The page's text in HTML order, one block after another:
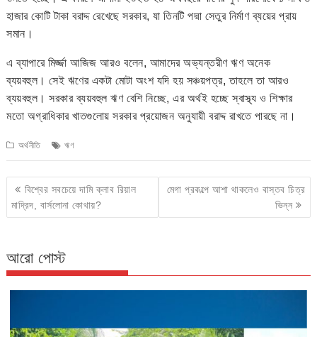
হাজার কোটি টাকা বরাদ্দ রেখেছে সরকার, যা তিনটি পদ্মা সেতুর নির্মাণ ব্যয়ের প্রায়
সমান।
এ ব্যাপারে মির্জ্জা আজিজ আরও বলেন, আমাদের অভ্যন্তরীণ ঋণ অনেক
ব্যয়বহুল। সেই ঋণের একটা মোটা অংশ যদি হয় সঞ্চয়পত্র, তাহলে তা আরও
ব্যয়বহুল। সরকার ব্যয়বহুল ঋণ বেশি নিচ্ছে, এর অর্থই হচ্ছে স্বাস্থ্য ও শিক্ষার
মতো অগ্রাধিকার খাতগুলোয় সরকার প্রয়োজন অনুযায়ী বরাদ্দ রাখতে পারছে না।
অর্থনীতি ঋণ
Post
navigation
বিশ্বের সবচেয়ে দামি ক্লাব রিয়াল
মাদ্রিদ, বার্সলোনা কোথায়?
মেগা প্রকল্পে আশা থাকলেও বাস্তব চিত্র
ভিন্ন
আরো পোস্ট